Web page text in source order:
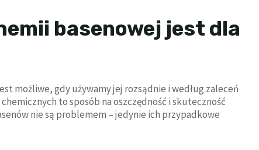
basenowej jest dla
możliwe, gdy używamy jej rozsądnie i według zaleceń
to sposób na oszczędność i skuteczność
nie są problemem – jedynie ich przypadkowe